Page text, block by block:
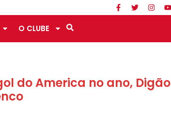
O CLUBE
do America no ano, Digão